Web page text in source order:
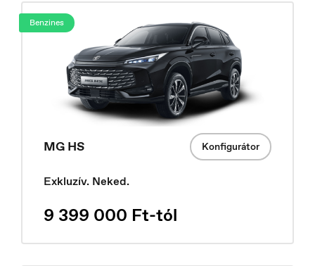
Español
Benzines
MG HS Konfigurátor
Exkluzív. Neked.
9 399 000 Ft-tól